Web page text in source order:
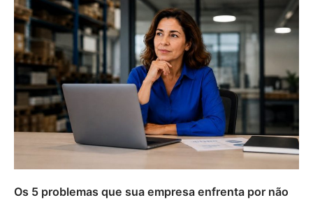
Os 5 problemas que sua empresa enfrenta por não